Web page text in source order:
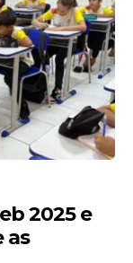
2025 e
as